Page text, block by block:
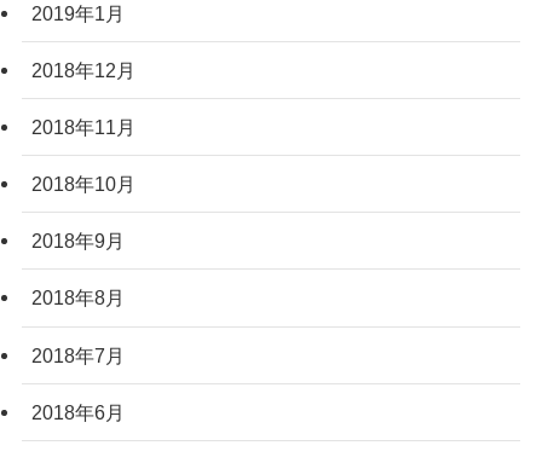
2019年1月
2018年12月
2018年11月
2018年10月
2018年9月
2018年8月
2018年7月
2018年6月